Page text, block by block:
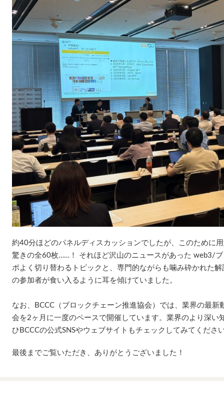
約40分ほどのパネルディスカッションでしたが、このために
驚きの全60枚……！ それほど沢山のニュースがあった web3/
ポよく切り替わるトピックと、専門的ながらも噛み砕かれた
の参加者が食い入るように耳を傾けていました。
なお、BCCC（ブロックチェーン推進協会）では、業界の最新
会を2ヶ月に一度のペースで開催しています。業界のより深い
ひBCCCの公式SNSやウェブサイトもチェックしてみてくださ
最後までご覧いただき、ありがとうございました！